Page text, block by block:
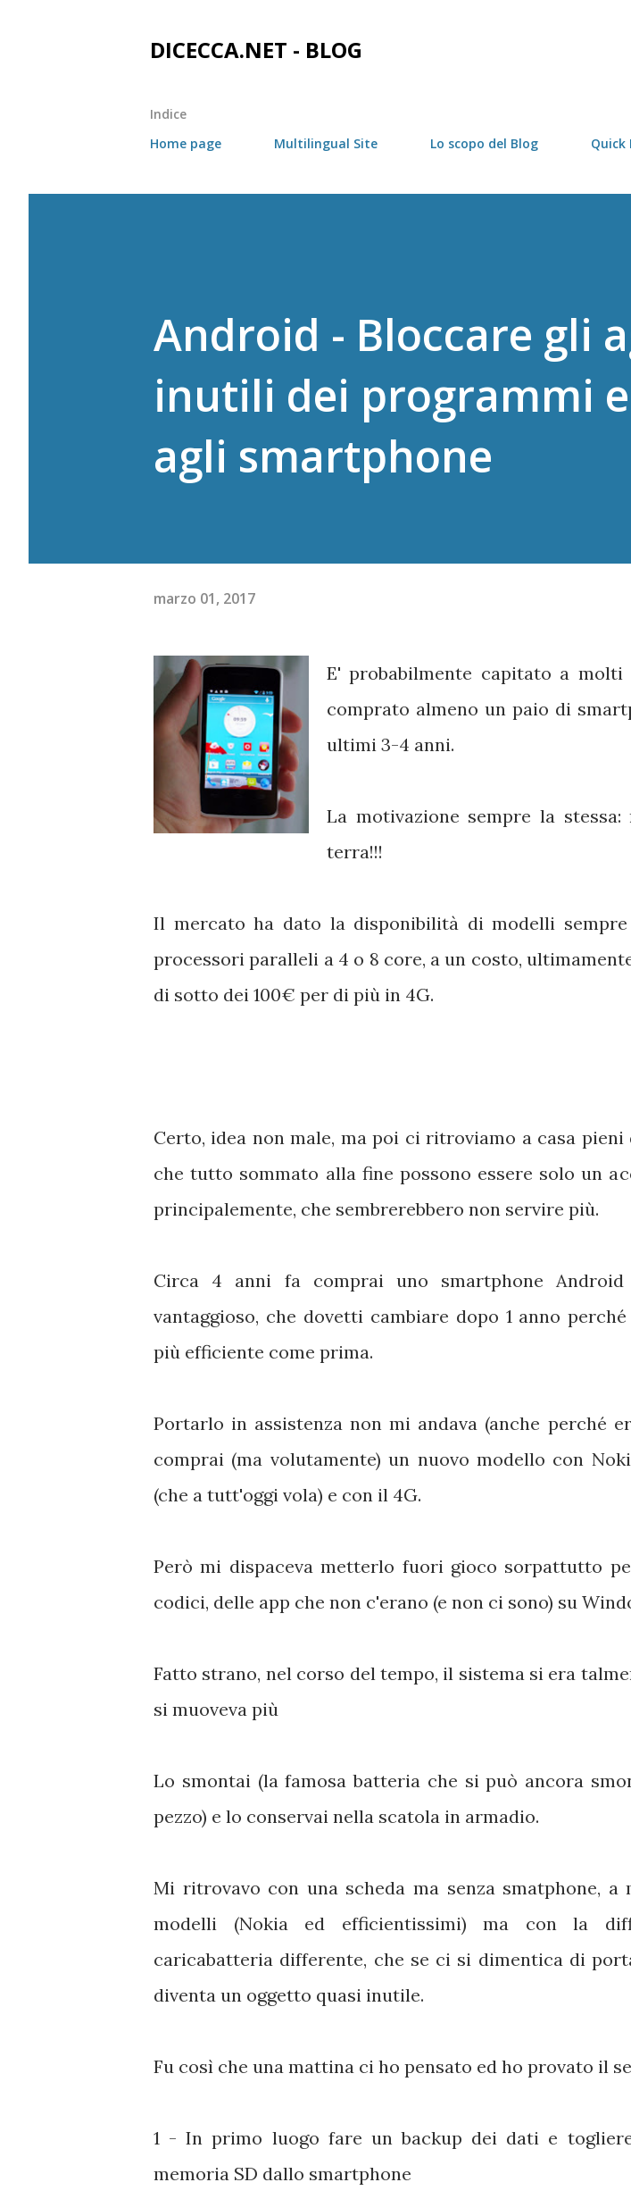
DICECCA.NET - BLOG
Indice
Home page
Multilingual Site Lo scopo del Blog Quick
Android - Bloccare gli
inutili dei programmi
agli smartphone
marzo 01, 2017
E' probabilmente capitato a
comprato almeno un paio di
ultimi 3-4 anni.
La motivazione sempre la
terra!!!
Il mercato ha dato la disponibilità di modelli
processori paralleli a 4 o 8 core, a un costo,
di sotto dei 100€ per di più in 4G.
Certo, idea non male, ma poi ci ritroviamo a casa
che tutto sommato alla fine possono essere solo un
principalemente, che sembrerebbero non servire più.
Circa 4 anni fa comprai uno smartphone
vantaggioso, che dovetti cambiare dopo 1 anno
più efficiente come prima.
Portarlo in assistenza non mi andava (anche perché
comprai (ma volutamente) un nuovo modello con
(che a tutt'oggi vola) e con il 4G.
Però mi dispaceva metterlo fuori gioco sorpattutto
codici, delle app che non c'erano (e non ci sono) su
Fatto strano, nel corso del tempo, il sistema si era
si muoveva più
Lo smontai (la famosa batteria che si può ancora
pezzo) e lo conservai nella scatola in armadio.
Mi ritrovavo con una scheda ma senza smatphone, a
modelli (Nokia ed efficientissimi) ma con la
caricabatteria differente, che se ci si dimentica di
diventa un oggetto quasi inutile.
Fu così che una mattina ci ho pensato ed ho provato il
1 - In primo luogo fare un backup dei dati e
memoria SD dallo smartphone